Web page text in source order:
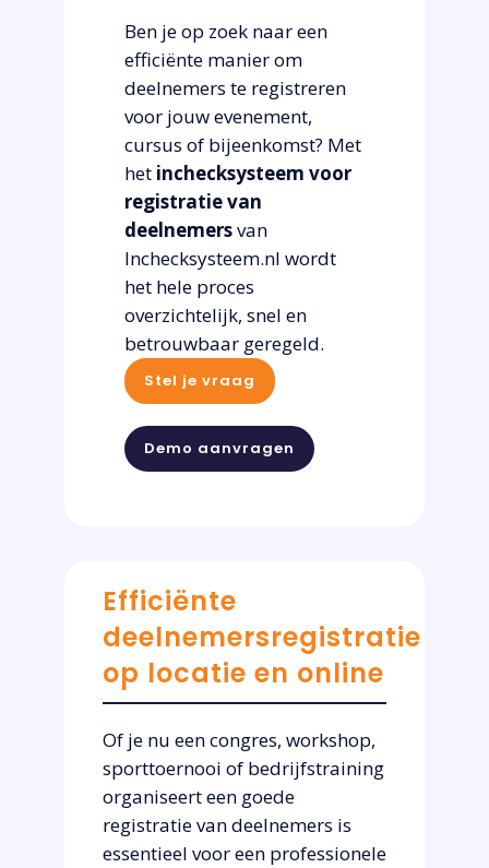
Ben je op zoek naar een
efficiënte manier om
deelnemers te registreren
voor jouw evenement,
cursus of bijeenkomst? Met
het inchecksysteem voor
registratie van
deelnemersvan
Inchecksysteem.nl wordt
het hele proces
overzichtelijk, snel en
betrouwbaar geregeld.
Stel je vraag
Demo aanvragen
Efficiënte
deelnemersregistratie
op locatie en online
Of je nu een congres, workshop,
sporttoernooi of bedrijfstraining
organiseert een goede
registratie van deelnemers is
essentieel voor een professionele